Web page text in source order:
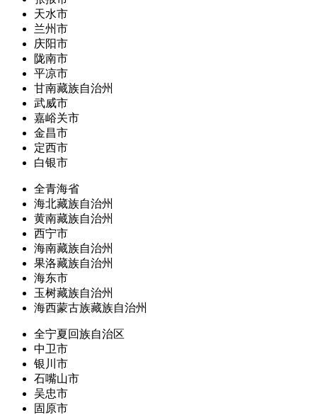
天水市
兰州市
庆阳市
陇南市
平凉市
甘南藏族自治州
武威市
嘉峪关市
金昌市
定西市
白银市
全青海省
海北藏族自治州
黄南藏族自治州
西宁市
海南藏族自治州
果洛藏族自治州
海东市
玉树藏族自治州
海西蒙古族藏族自治州
全宁夏回族自治区
中卫市
银川市
石嘴山市
吴忠市
固原市